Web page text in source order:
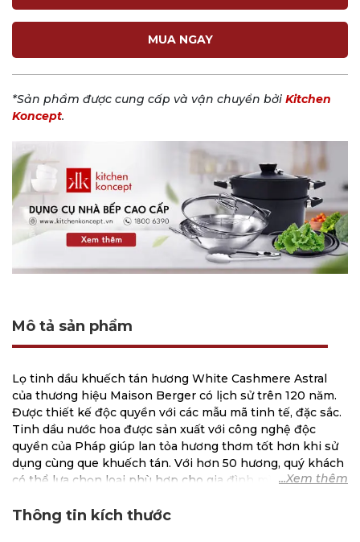
MUA NGAY
*Sản phẩm được cung cấp và vận chuyển bởi Kitchen
Koncept.
Mô tả sản phẩm
Lọ tinh dầu khuếch tán hương White Cashmere Astral
của thương hiệu Maison Berger có lịch sử trên 120 năm.
Được thiết kế độc quyền với các mẫu mã tinh tế, đặc sắc.
Tinh dầu nước hoa được sản xuất với công nghệ độc
quyền của Pháp giúp lan tỏa hương thơm tốt hơn khi sử
dụng cùng que khuếch tán. Với hơn 50 hương, quý khách
có thể lựa chọn loại phù hợp cho gia đình mình. Đặc biệt
lượng que khuếch tán, giúp phù hợp hơn với không gian
Thông tin kích thước